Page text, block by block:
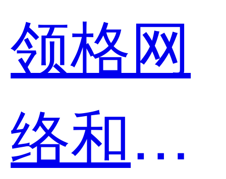
领格网
络和小